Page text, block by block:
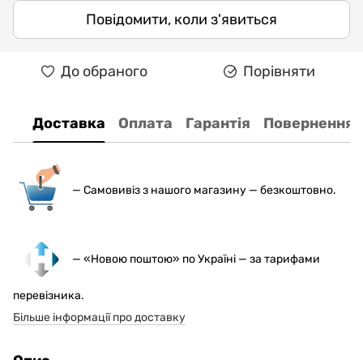
Повідомити, коли з'явиться
До обраного Порівняти
Доставка Оплата Гарантія Повернення
— Самовивіз з нашого магазину — безкоштовно.
— «Новою поштою» по Україні — за тарифами
перевізника.
Більше інформації про доставку